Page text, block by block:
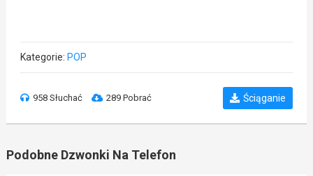
Kategorie: POP
958 Słuchać 289 Pobrać Ściąganie
Podobne Dzwonki Na Telefon